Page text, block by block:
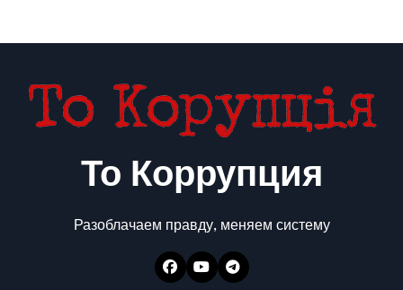
То Коррупция
Разоблачаем правду, меняем систему